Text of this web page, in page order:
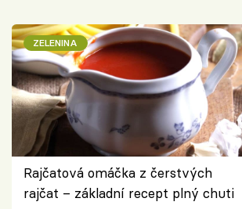
ZELENINA
Rajčatová omáčka z čerstvých
rajčat – základní recept plný chuti